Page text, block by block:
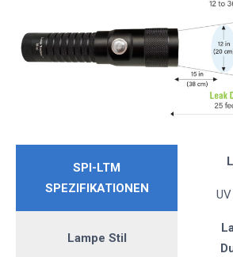
SPI-LTM
SPEZIFIKATIONEN
Lampe Stil